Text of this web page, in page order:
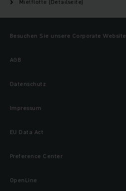
Mietflotte (Detailseite)
Besuchen Sie unsere Corporate Website
AGB
Datenschutz
Impressum
EU Data Act
Preference Center
OpenLine